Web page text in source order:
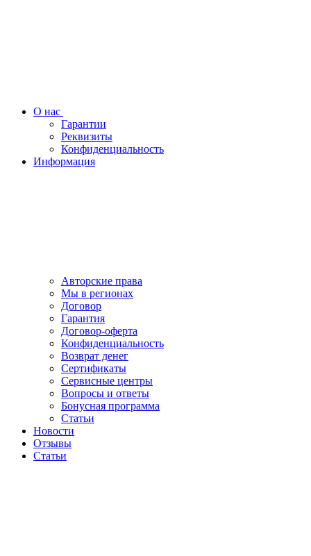
О нас
Гарантии
Реквизиты
Конфиденциальность
Информация
Авторские права
Мы в регионах
Договор
Гарантия
Договор-оферта
Конфиденциальность
Возврат денег
Сертификаты
Сервисные центры
Вопросы и ответы
Бонусная программа
Статьи
Новости
Отзывы
Статьи